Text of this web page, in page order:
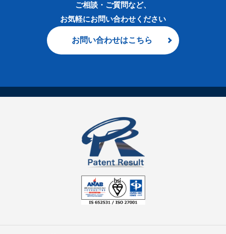
ご相談・ご質問など、
お気軽にお問い合わせください
お問い合わせはこちら